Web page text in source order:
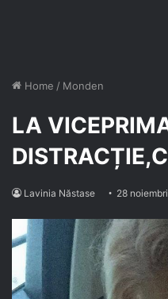
Home / Monden
LA
Lavinia Năstase 28